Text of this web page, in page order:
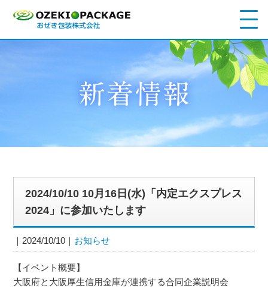
2024/10/10 10月16日(水)「内定エクスプレス
2024」に参加いたします
2024/10/10 お知らせ
【イベント概要】
大阪府と大阪厚生信用金庫が連携する合同企業説明会